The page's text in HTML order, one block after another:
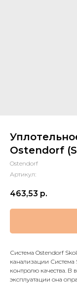
Ostendorf
Ostendorf
Артикул:
463,53 р.
Система Ostendorf
канализации Система
контролю качества. В
эксплуатации она